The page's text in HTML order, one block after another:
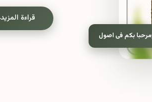
مرحبا بكم فى اصول
قراءة المزيد